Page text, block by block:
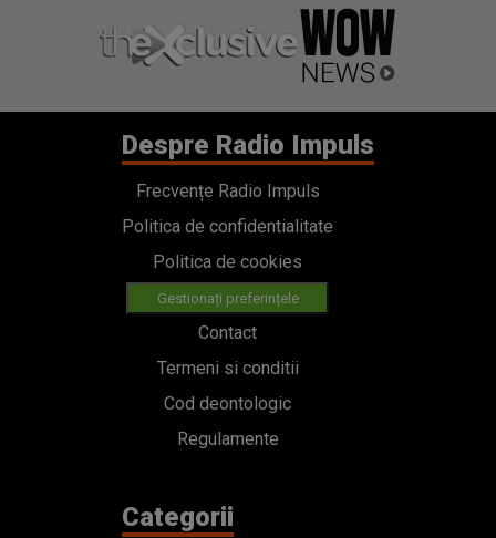
Despre Radio Impuls
Frecvențe Radio Impuls
Politica de confidentialitate
Politica de cookies
Gestionați preferințele
Contact
Termeni si conditii
Cod deontologic
Regulamente
Categorii